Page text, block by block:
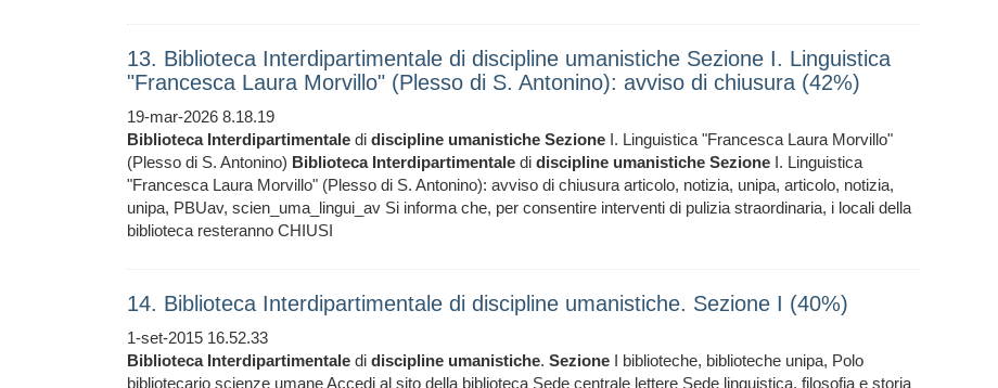
13. Biblioteca Interdipartimentale di discipline umanistiche Sezione I. Linguistica
"Francesca Laura Morvillo" (Plesso di S. Antonino): avviso di chiusura (42%)
19-mar-2026 8.18.19
Biblioteca Interdipartimentale di discipline umanistiche Sezione I. Linguistica "Francesca Laura Morvillo"
(Plesso di S. Antonino) Biblioteca Interdipartimentale di discipline umanistiche Sezione I. Linguistica
"Francesca Laura Morvillo" (Plesso di S. Antonino): avviso di chiusura articolo, notizia, unipa, articolo, notizia,
unipa, PBUav, scien_uma_lingui_av Si informa che, per consentire interventi di pulizia straordinaria, i locali della
biblioteca resteranno CHIUSI
14. Biblioteca Interdipartimentale di discipline umanistiche. Sezione I (40%)
1-set-2015 16.52.33
Biblioteca Interdipartimentale di discipline umanistiche. Sezione I biblioteche, biblioteche unipa, Polo
bibliotecario scienze umane Accedi al sito della biblioteca Sede centrale lettere Sede linguistica, filosofia e storia